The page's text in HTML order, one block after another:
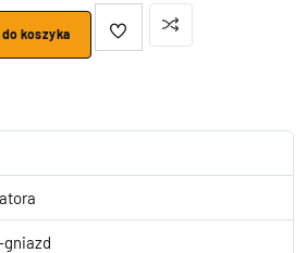
koszyka